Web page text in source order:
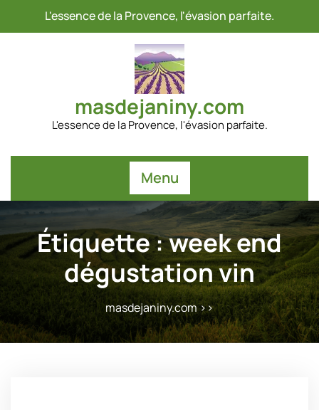
L'essence de la Provence, l'évasion parfaite.
masdejaniny.com
L'essence de la Provence, l'évasion parfaite.
Menu
Étiquette :week end
dégustation vin
masdejaniny.com>>